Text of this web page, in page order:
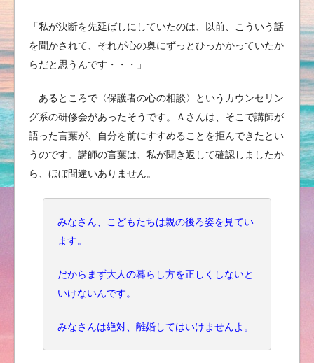
「私が決断を先延ばしにしていたのは、以前、こういう話
を聞かされて、それが心の奥にずっとひっかかっていたか
らだと思うんです・・・」
あるところで〈保護者の心の相談〉というカウンセリン
グ系の研修会があったそうです。Ａさんは、そこで講師が
語った言葉が、自分を前にすすめることを拒んできたとい
うのです。講師の言葉は、私が聞き返して確認しましたか
ら、ほぼ間違いありません。
みなさん、こどもたちは親の後ろ姿を見てい
ます。
だからまず大人の暮らし方を正しくしないと
いけないんです。
みなさんは絶対、離婚してはいけませんよ。